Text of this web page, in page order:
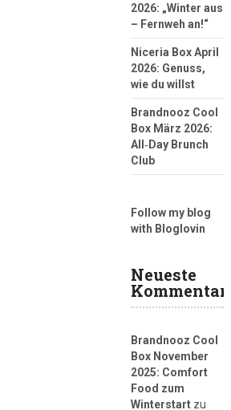
2026: „Winter aus
– Fernweh an!“
Niceria Box April
2026: Genuss,
wie du willst
Brandnooz Cool
Box März 2026:
All‑Day Brunch
Club
Follow my blog
with Bloglovin
Neueste
Brandnooz Cool
Box November
2025: Comfort
Food zum
Winterstartzu